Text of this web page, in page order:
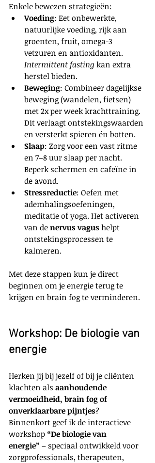
Enkele bewezen strategieën:
Voeding: Eet onbewerkte,
natuurlijke voeding, rijk aan
groenten, fruit, omega-3
vetzuren en antioxidanten.
Intermittent fasting kan extra
herstel bieden.
Beweging: Combineer dagelijkse
beweging (wandelen, fietsen)
met 2x per week krachttraining.
Dit verlaagt ontstekingswaarden
en versterkt spieren én botten.
Slaap: Zorg voor een vast ritme
en 7–8 uur slaap per nacht.
Beperk schermen en cafeïne in
de avond.
Stressreductie: Oefen met
ademhalingsoefeningen,
meditatie of yoga. Het activeren
van de nervus vagus helpt
ontstekingsprocessen te
kalmeren.
Met deze stappen kun je direct
beginnen om je energie terug te
krijgen en brain fog te verminderen.
Workshop: De biologie van
energie
Herken jij bij jezelf of bij je cliënten
klachten als aanhoudende
vermoeidheid, brain fog of
onverklaarbare pijntjes?
Binnenkort geef ik de interactieve
workshop “De biologie van
energie” – speciaal ontwikkeld voor
zorgprofessionals, therapeuten,